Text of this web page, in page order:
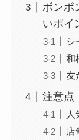
ボンボ
いポイ
シ
和
友
注意点
人
店